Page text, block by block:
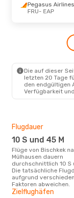
Pegasus Airlines
FRU- EAP
Die auf dieser
letzten 20 Tage
den endgültigen
Verfügbarkeit
Flugdauer
10 S und 45 M
Flüge von Bischkek nach Basel-
Mülhausen dauern
durchschnittlich 10 S
Die tatsächliche
aufgrund
Faktoren abweichen.
Zielflughäfen